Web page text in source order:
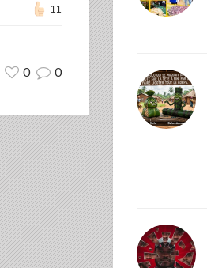
11
0 0